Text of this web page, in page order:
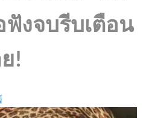
งจบรีบเตือน
!